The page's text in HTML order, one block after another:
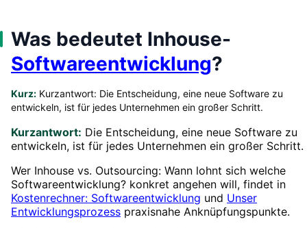
Was bedeutet Inhouse-
Softwareentwicklung?
Kurz: Kurzantwort: Die Entscheidung, eine neue Software zu
entwickeln, ist für jedes Unternehmen ein großer Schritt.
Kurzantwort: Die Entscheidung, eine neue Software zu
entwickeln, ist für jedes Unternehmen ein großer Schritt.
Wer Inhouse vs. Outsourcing: Wann lohnt sich welche
Softwareentwicklung? konkret angehen will, findet in
Kostenrechner: Softwareentwicklung und Unser
Entwicklungsprozess praxisnahe Anknüpfungspunkte.